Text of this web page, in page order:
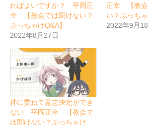
ればよいですか？ 平岡正
幸 【教会では聞けない？
ぶっちゃけQ&A】
2022年8月27日
正幸 【教会
い？ぶっちゃ
2022年9月18
神に委ねて意志決定ができ
ない 平岡正幸 【教会で
は聞けない？ぶっちゃけ